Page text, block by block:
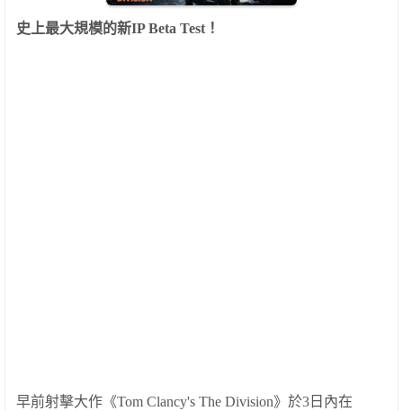
史上最大規模的新IP Beta Test ！
早前射擊大作《Tom Clancy's The Division》於3 日 內在